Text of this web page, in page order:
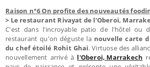
Raison n°6 On profite des nouveautés
> Le restaurant Rivayat de l’Oberoi,
C'est dans l'incroyable patio de l'hôtel ou
restaurant qu'on déguste la nouvelle carte
du chef étoilé Rohit Ghai. Virtuose des
nouvellement arrivé à l'Oberoi, Marrakech